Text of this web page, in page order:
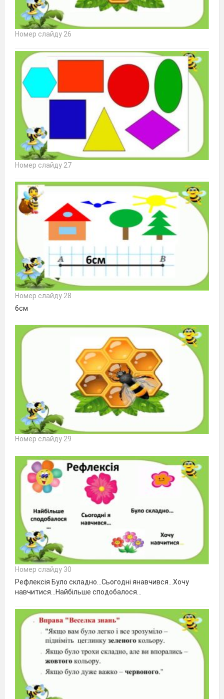
Номер слайду 26
Номер слайду 27
Номер слайду 28
6см
Номер слайду 29
Номер слайду 30
Рефлексія Було складно…Сьогодні янавчився…Хочу
навчитися…Найбільше сподобалося…